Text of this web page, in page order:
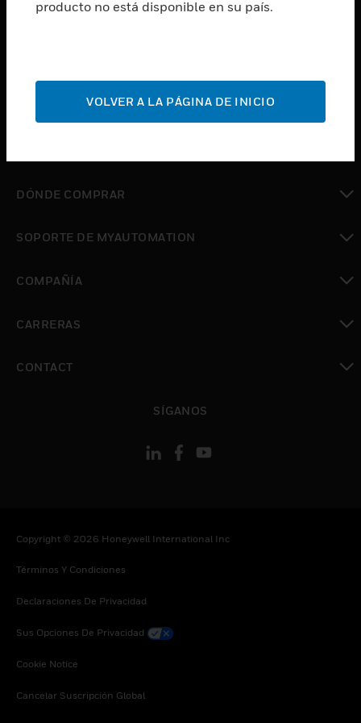
Cambiar vista
Cambiar vista
INDUSTRIAS
DÓNDE COMPRAR
SOPORTE DE MYAUTOMATION
COMPAÑÍA
CARRERAS
CONTACT
SÍGANOS
Copyright © 2026 Honeywell International Inc
Términos Y Condiciones
Declaraciones De Privacidad
Sus Opciones De Privacidad
Cookie Notice
Cancelar Suscripción Global
producto no está disponible en su país.
VOLVER A LA PÁGINA DE INICIO